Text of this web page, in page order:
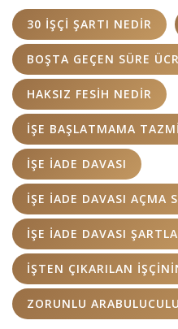
30 IŞÇI ŞARTI NEDIR
BOŞTA GEÇEN SÜRE
HAKSIZ FESIH NEDIR
IŞE BAŞLATMAMA
IŞE IADE DAVASI
IŞE IADE DAVASI AÇMA
IŞE IADE DAVASI
IŞTEN ÇIKARILAN
ZORUNLU